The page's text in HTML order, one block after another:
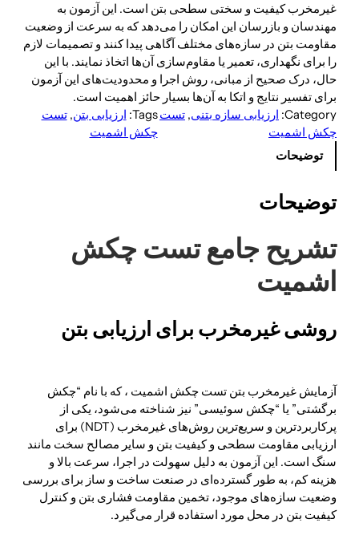
غیرمخرب کیفیت و سختی سطحی بتن است. این آزمون به
مهندسان و بازرسان این امکان را می‌دهد که به سرعت از وضعیت
مقاومت بتن در سازه‌های مختلف آگاهی پیدا کنند و تصمیمات لازم
را برای نگهداری، تعمیر یا مقاوم‌سازی آن‌ها اتخاذ نمایند. با این
حال، درک صحیح از مبانی، روش اجرا و محدودیت‌های این آزمون
برای تفسیر نتایج و اتکا به آن‌ها بسیار حائز اهمیت است.
Category: ارزیابی سازه بتنی, تست
چکش اشمیت
Tags: ارزیابی بتن, تست
چکش اشمیت
توضیحات
توضیحات
تشریح جامع تست چکش
اشمیت
روشی غیرمخرب برای ارزیابی بتن
آزمایش غیرمخرب بتن تست چکش اشمیت ، که با نام “چکش
برگشتی” یا “چکش سوئیسی” نیز شناخته می‌شود، یکی از
پرکاربردترین و سریع‌ترین روش‌های غیرمخرب (NDT) برای
ارزیابی مقاومت سطحی و کیفیت بتن و سایر مصالح سخت مانند
سنگ است. این آزمون به دلیل سهولت در اجرا، سرعت بالا و
هزینه کم، به طور گسترده‌ای در صنعت ساخت و ساز برای بررسی
وضعیت سازه‌های موجود، تخمین مقاومت فشاری بتن و کنترل
کیفیت بتن در محل مورد استفاده قرار می‌گیرد.